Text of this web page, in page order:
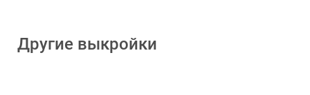
Другие выкройки